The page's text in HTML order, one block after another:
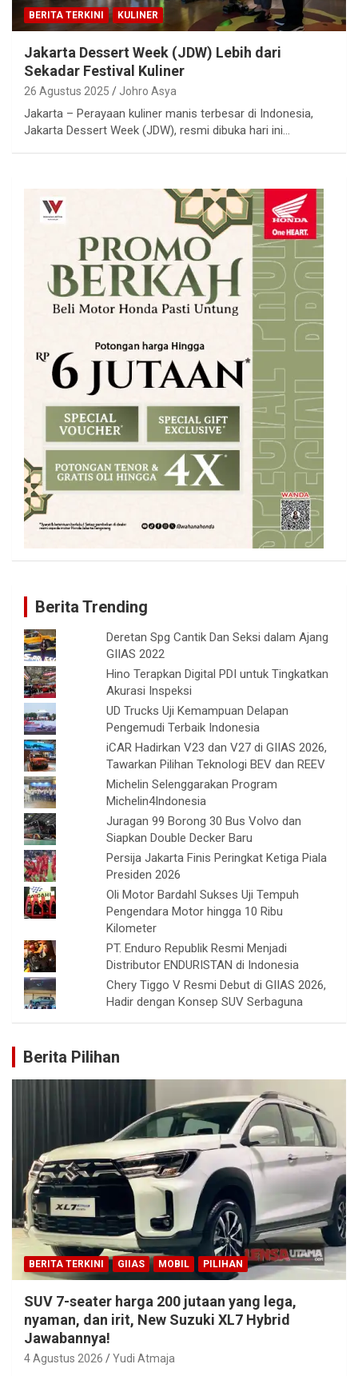
BERITA TERKINI KULINER
Jakarta Dessert Week (JDW) Lebih dari
Sekadar Festival Kuliner
26 Agustus 2025 Johro Asya
Jakarta – Perayaan kuliner manis terbesar di Indonesia,
Jakarta Dessert Week (JDW), resmi dibuka hari ini…
Berita Trending
Deretan Spg Cantik Dan Seksi dalam Ajang
GIIAS 2022
Hino Terapkan Digital PDI untuk Tingkatkan
Akurasi Inspeksi
UD Trucks Uji Kemampuan Delapan
Pengemudi Terbaik Indonesia
iCAR Hadirkan V23 dan V27 di GIIAS 2026,
Tawarkan Pilihan Teknologi BEV dan REEV
Michelin Selenggarakan Program
Michelin4Indonesia
Juragan 99 Borong 30 Bus Volvo dan
Siapkan Double Decker Baru
Persija Jakarta Finis Peringkat Ketiga Piala
Presiden 2026
Oli Motor Bardahl Sukses Uji Tempuh
Pengendara Motor hingga 10 Ribu
Kilometer
PT. Enduro Republik Resmi Menjadi
Distributor ENDURISTAN di Indonesia
Chery Tiggo V Resmi Debut di GIIAS 2026,
Hadir dengan Konsep SUV Serbaguna
Berita Pilihan
BERITA TERKINI GIIAS MOBIL PILIHAN
SUV 7-seater harga 200 jutaan yang lega,
nyaman, dan irit, New Suzuki XL7 Hybrid
Jawabannya!
4 Agustus 2026 Yudi Atmaja